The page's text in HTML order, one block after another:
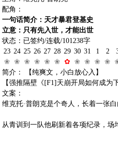
配角：
一句话简介：天才暴君登基史
立意：只有先入世，才能出世
状态：已签约/连载/101238字
23
❀
24
❀
25
❀
26
❀
27
❀
28
❀
29
✿
30
❀
31
❀
1
❀
2
❀
简介： 【纯爽文，小白放心入】
【强推隔壁《[F1]天崩开局如何成为
文案：
维克托·普朗克是个奇人，长着一张
从青训到一队他刷新着各项纪录，场